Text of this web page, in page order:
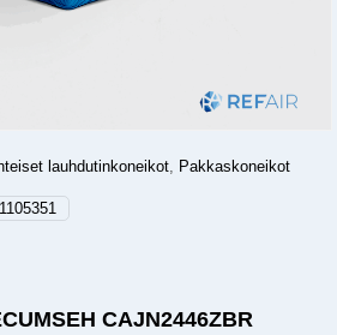
lauhdutinkoneikot, Pakkaskoneikot
CAJN2446ZBR